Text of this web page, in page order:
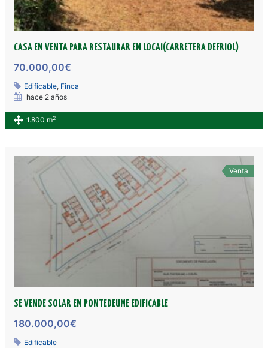
CASA EN VENTA PARA RESTAURAR EN LOCAI(CARRETERA DEFRIOL)
70.000,00€
Edificable, Finca
hace 2 años
1.800 m2
Venta
SE VENDE SOLAR EN PONTEDEUME EDIFICABLE
180.000,00€
Edificable